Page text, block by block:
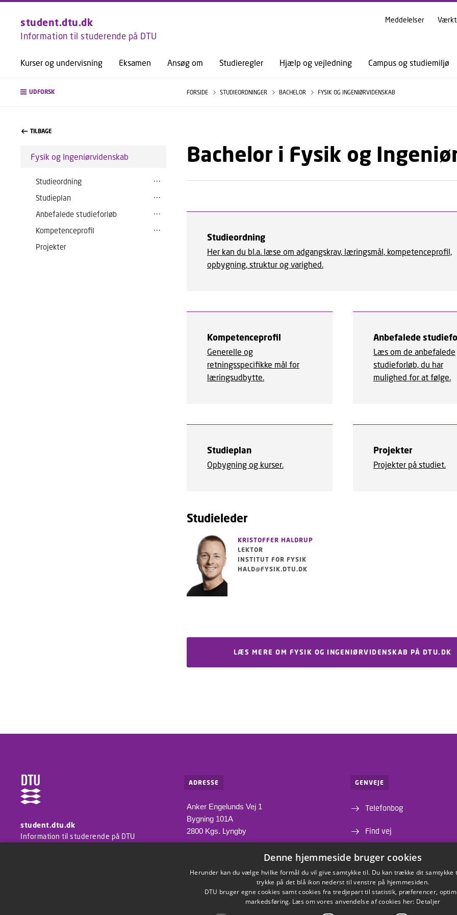
GÅ TIL PRIMÆRT INDHOLD (TRYK ENTER).
student.dtu.dk
Information til studerende på DTU
Kurser og undervisning Eksamen Ansøg om Studieregler Hjælp og vejledning Campus og studiemiljø
Meddelelser
UDFORSK FORSIDE STUDIEORDNINGER BACHELOR FYSIK OG INGENIØRVIDENSKAB
TILBAGE
Fysik og Ingeniørvidenskab
Studieordning
Studieplan
Anbefalede studieforløb
Kompetenceprofil
Projekter
Bachelor i Fysik og
Studieordning
Her kan du bl.a. læse om adgangskrav, læringsmål, kompetenceprofil,
opbygning, struktur og varighed.
Kompetenceprofil
Generelle og
retningsspecifikke mål for
læringsudbytte.
Anbefalede
Læs om de anbefalede
studieforløb, du har
mulighed for at følge.
Studieplan
Opbygning og kurser.
Projekter
Projekter på studiet.
Studieleder
KRISTOFFER HALDRUP
LEKTOR
INSTITUT FOR FYSIK
HALD@FYSIK.DTU.DK
LÆS MERE OM FYSIK OG INGENIØRVIDENSKAB PÅ DTU.DK
student.dtu.dk
Information til studerende på DTU
ADRESSE
Anker Engelunds Vej 1
Bygning 101A
2800 Kgs. Lyngby
GENVEJE
Telefonbog
Find vej
Institutter og centre
Webshop
Denne hjemmeside bruger cookies
Herunder kan du vælge hvilke formål du vil give samtykke til. Du kan trække dit samtykke
trykke på det blå ikon nederst til venstre på hjemmesiden.
DTU bruger egne cookies samt cookies fra tredjepart til statistik, præferencer,
markedsføring. Læs om vores anvendelse af cookies her: Detaljer